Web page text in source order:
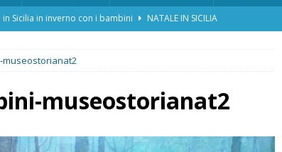
in Sicilia in inverno con i bambini
NATALE IN SICILIA
con bambini: guida completa su come arrivare,
FUORI PORTA
museostorianat2
museostorianat2